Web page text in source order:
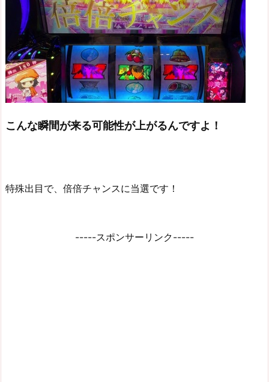
こんな瞬間が来る可能性が上がるんですよ！
特殊出目で、倍倍チャンスに当選です！
-----スポンサーリンク-----